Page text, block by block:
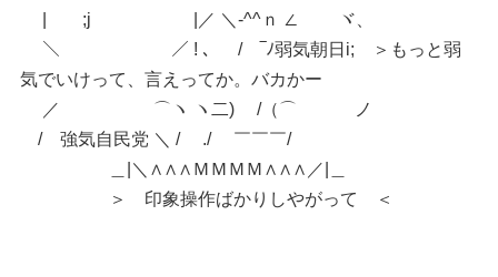
| ;j |／ ＼-^^ｎ ∠ ヾ、
＼ ／ ! 、 /￣‾ﾉ弱気朝日i; ＞もっと弱
気でいけって、言えってか。バカかー
／ ⌒ヽ ヽ二) /（⌒ ノ
/ 強気自民党 ＼ / ./ ￣￣￣/
＿|＼∧∧∧ＭＭＭＭ∧∧∧／|＿
＞ 印象操作ばかりしやがって ＜